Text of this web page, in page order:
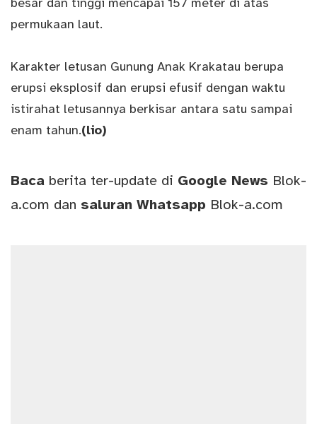
permukaan laut.
Karakter letusan Gunung Anak Krakatau berupa
erupsi eksplosif dan erupsi efusif dengan waktu
istirahat letusannya berkisar antara satu sampai
enam tahun.(lio)
Baca berita ter-update di Google News Blok-
a.com dan saluran Whatsapp Blok-a.com